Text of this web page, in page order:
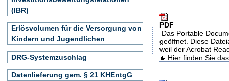
PDF
Das Portable
geöffnet. Diese
weil der Acrobat
Hier finden Sie
(IBR)
Erlösvolumen für die Versorgung von
Kindern und Jugendlichen
DRG-Systemzuschlag
Datenlieferung gem. § 21 KHEntgG